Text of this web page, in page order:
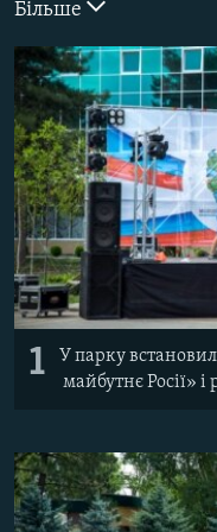
СВІДЧЕННЯ ОКУПАЦІЇ
УКРАЇНСЬКА ПРОБЛЕМА
ІНФОГРАФІКА
Русский
Qırımtatar
ДОЛУЧАЙСЯ!
Усі сайти RFE/RL
Більше
1
У парку
майбутнє Росії»